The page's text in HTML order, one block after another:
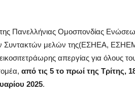
της Πανελλήνιας Ομοσπονδίας
Συντακτών μελών της(ΕΣΗΕΑ,
απεργίας για όλους
από τις 5 το πρωί της Τρίτης,
2025.